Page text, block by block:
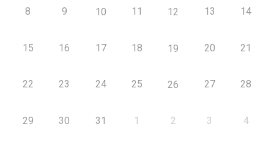
8 9 10 11 12 13 14
15 16 17 18 19 20 21
22 23 24 25 26 27 28
29 30 31 1 2 3 4